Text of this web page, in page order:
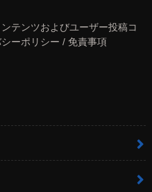
テンツおよびユーザー投稿コ
ーポリシー / 免責事項